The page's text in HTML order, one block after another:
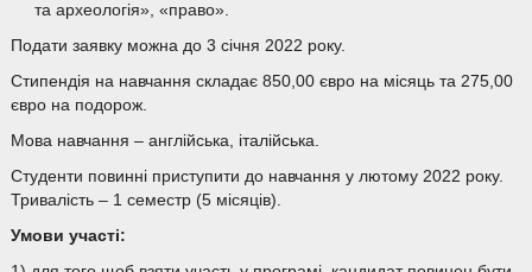
та археологія», «право».
Подати заявку можна до 3 січня 2022 року.
Стипендія на навчання складає 850,00 євро на місяць та 275,00
євро на подорож.
Мова навчання – англійська, італійська.
Студенти повинні приступити до навчання у лютому 2022 року.
Тривалість – 1 семестр (5 місяців).
Умови участі: